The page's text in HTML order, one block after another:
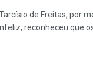
de Freitas, por
reconheceu que